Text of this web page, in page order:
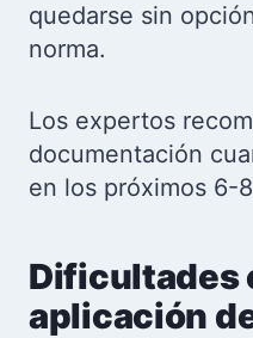
quedarse sin
norma.
Los expertos
documentación
en los próximos 6-
Dificultades
aplicación